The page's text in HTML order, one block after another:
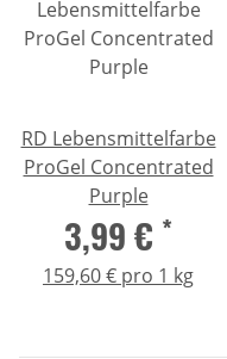
RD Lebensmittelfarbe
ProGel Concentrated
Purple
3,99 € *
159,60 € pro 1 kg